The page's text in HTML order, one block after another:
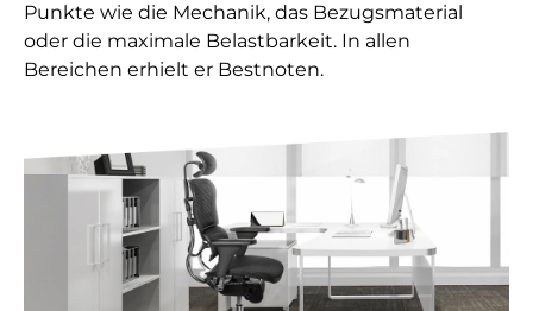
Punkte wie die Mechanik, das Bezugsmaterial
oder die maximale Belastbarkeit. In allen
Bereichen erhielt er Bestnoten.